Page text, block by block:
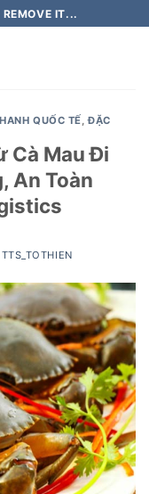
IT...
QUỐC TẾ,ĐẶC
Cà Mau Đi
An Toàn
TTS_TOTHIEN